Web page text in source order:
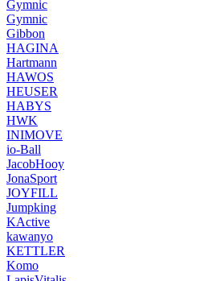
Gymnic
Gymnic
Gibbon
HAGINA
Hartmann
HAWOS
HEUSER
HABYS
HWK
INIMOVE
io-Ball
JacobHooy
JonaSport
JOYFILL
Jumpking
KActive
kawanyo
KETTLER
Komo